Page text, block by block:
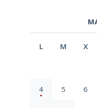
L M X
4 5 6